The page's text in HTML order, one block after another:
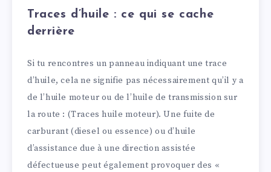
Traces d’huile : ce qui se cache
derrière
Si tu rencontres un panneau indiquant une trace
d’huile, cela ne signifie pas nécessairement qu’il y a
de l’huile moteur ou de l’huile de transmission sur
la route : (Traces huile moteur). Une fuite de
carburant (diesel ou essence) ou d’huile
d’assistance due à une direction assistée
défectueuse peut également provoquer des «